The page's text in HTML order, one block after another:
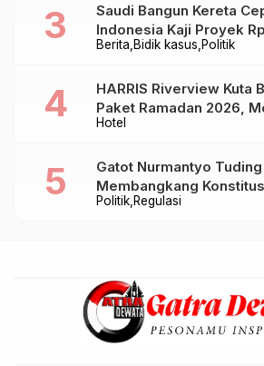
Berita Bidik kasus Politik
Saudi Bangun Kereta
Indonesia Kaji Proyek
Baru Sampai Bandung
Hotel
HARRIS Riverview Kuta
Paket Ramadan 2026,
Takjil hingga Bukber
Politik Regulasi
Gatot Nurmantyo
Membangkang
Tegaskan Polri Tak